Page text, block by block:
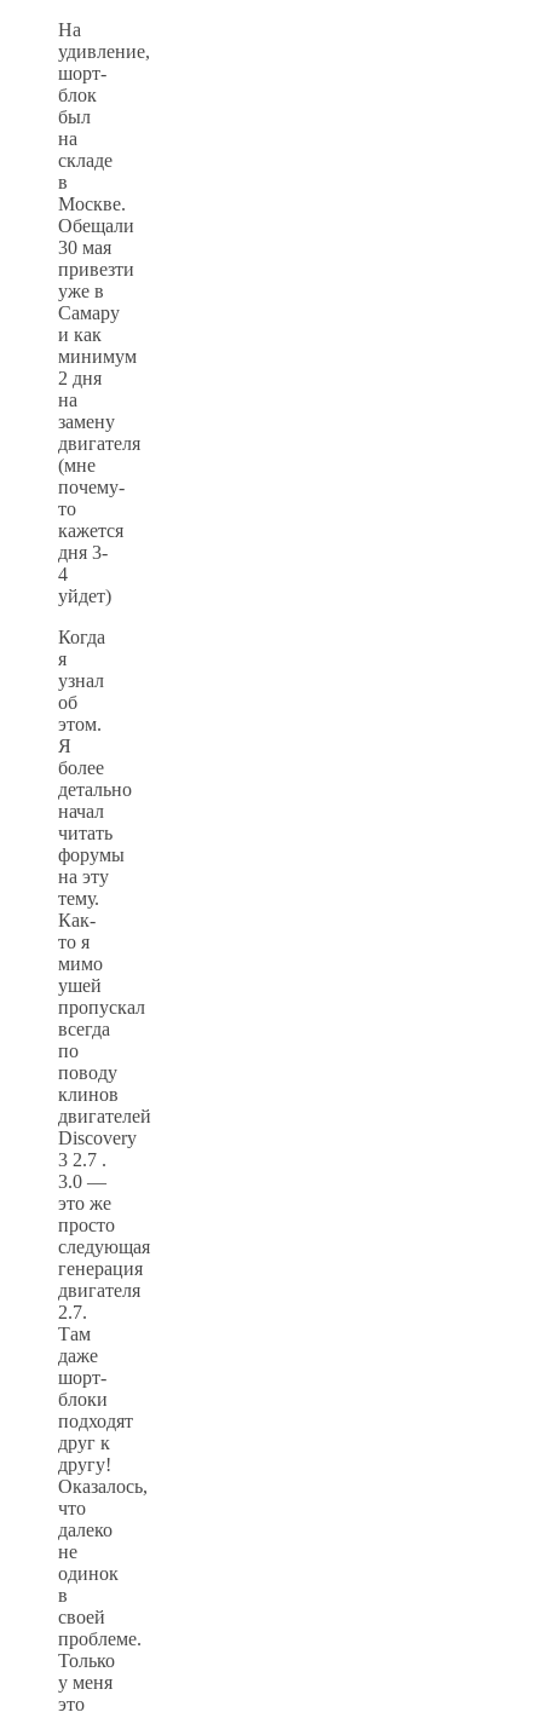
На
удивление,
шорт-
блок
был
на
складе
в
Москве.
Обещали
30 мая
привезти
уже в
Самару
и как
минимум
2 дня
на
замену
двигателя
(мне
почему-
то
кажется
дня 3-
4
уйдет)
Когда
я
узнал
об
этом.
Я
более
детально
начал
читать
форумы
на эту
тему.
Как-
то я
мимо
ушей
пропускал
всегда
по
поводу
клинов
двигателей
Discovery
3 2.7 .
3.0 —
это же
просто
следующая
генерация
двигателя
2.7.
Там
даже
шорт-
блоки
подходят
друг к
другу!
Оказалось,
что
далеко
не
одинок
в
своей
проблеме.
Только
у меня
это